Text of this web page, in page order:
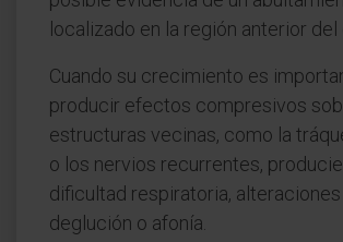
localizado en la región anterior del
Cuando su crecimiento es
producir efectos compresivos
estructuras vecinas, como la
o los nervios recurrentes,
dificultad respiratoria, alteraciones
deglución o afonía.